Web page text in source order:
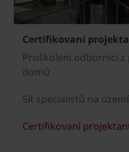
Certifikovaní
Proškolení odborníci
domů
Síť specialistů na území
Certifikovaní